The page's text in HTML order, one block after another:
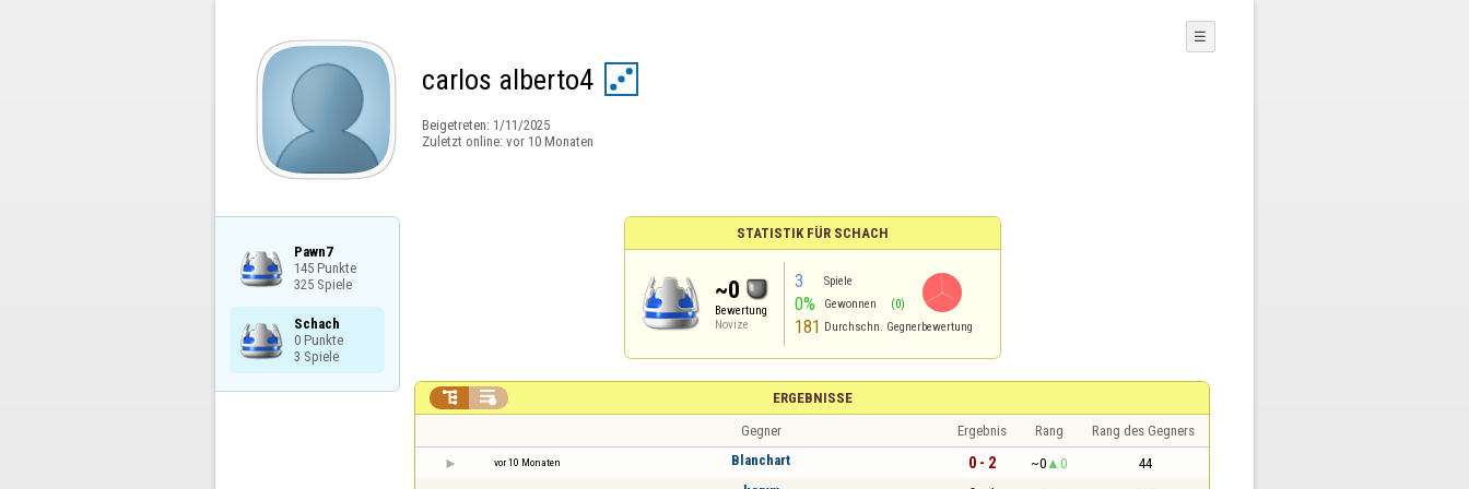
carlos alberto4
Beigetreten: 1/11/2025
Zuletzt online: vor 10 Monaten
☰
Pawn7
145 Punkte
325 Spiele
Schach
0 Punkte
3 Spiele
STATISTIK FÜR SCHACH
~0
Bewertung
Novize
3 Spiele
0% Gewonnen (0)
181 Durchschn. Gegnerbewertung
ERGEBNISSE
 
Gegner Ergebnis Rang Rang des Gegners
vor 10 Monaten Blanchart 0 - 2 ~0 0 44